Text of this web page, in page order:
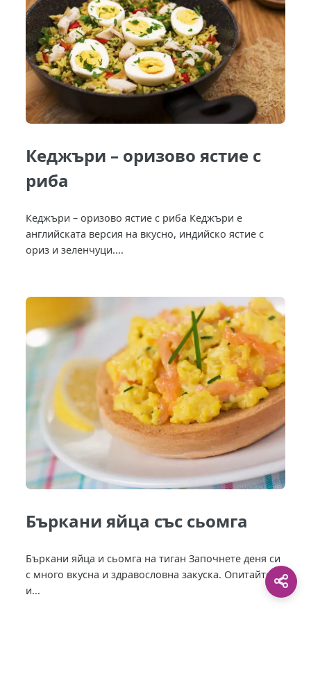
Кеджъри – оризово ястие с
риба
Кеджъри – оризово ястие с риба Кеджъри е
английската версия на вкусно, индийско ястие с
ориз и зеленчуци....
Бъркани яйца със сьомга
Бъркани яйца и сьомга на тиган Започнете деня си
с много вкусна и здравословна закуска. Опитайте я
и...